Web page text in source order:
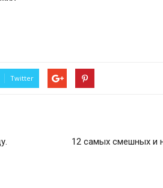
Twitter
12 самых смешных и